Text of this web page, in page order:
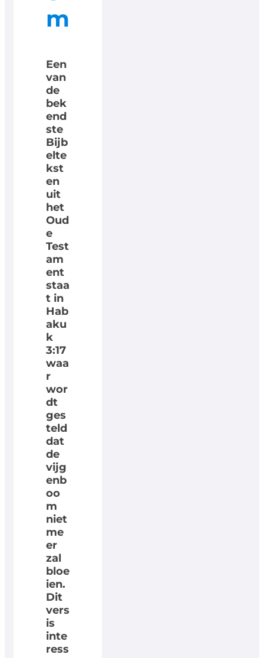
m
Een
van
de
bek
end
ste
Bijb
elte
kst
en
uit
het
Oud
e
Test
am
ent
staa
t in
Hab
aku
k
3:17
waa
r
wor
dt
ges
teld
dat
de
vijg
enb
oo
m
niet
me
er
zal
bloe
ien.
Dit
vers
is
inte
ress